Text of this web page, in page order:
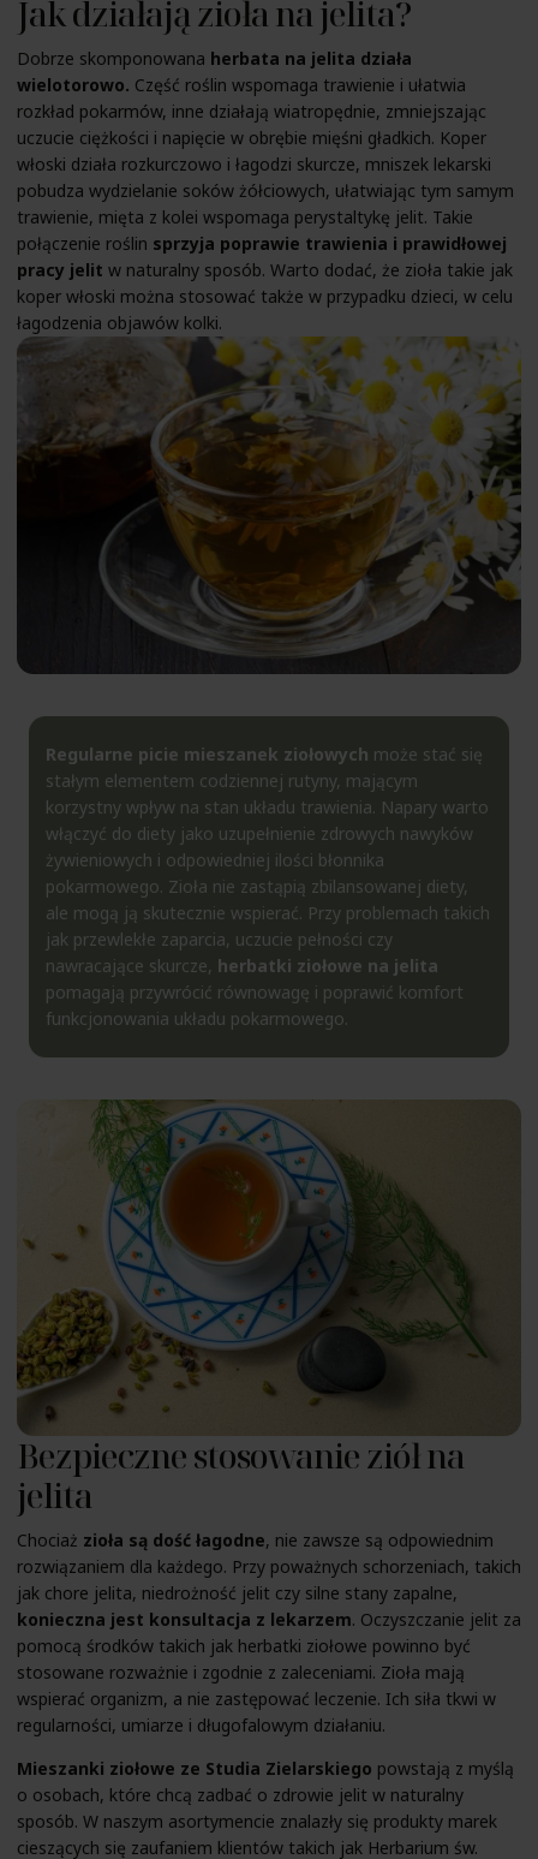
Jak działają zioła na jelita?
Dobrze skomponowana herbata na jelita działa
wielotorowo. Część roślin wspomaga trawienie i ułatwia
rozkład pokarmów, inne działają wiatropędnie, zmniejszając
uczucie ciężkości i napięcie w obrębie mięśni gładkich. Koper
włoski działa rozkurczowo i łagodzi skurcze, mniszek lekarski
pobudza wydzielanie soków żółciowych, ułatwiając tym samym
trawienie, mięta z kolei wspomaga perystaltykę jelit. Takie
połączenie roślin sprzyja poprawie trawienia i prawidłowej
pracy jelit w naturalny sposób. Warto dodać, że zioła takie jak
koper włoski można stosować także w przypadku dzieci, w celu
łagodzenia objawów kolki.
Regularne picie mieszanek ziołowych może stać się
stałym elementem codziennej rutyny, mającym
korzystny wpływ na stan układu trawienia. Napary warto
włączyć do diety jako uzupełnienie zdrowych nawyków
żywieniowych i odpowiedniej ilości błonnika
pokarmowego. Zioła nie zastąpią zbilansowanej diety,
ale mogą ją skutecznie wspierać. Przy problemach takich
jak przewlekłe zaparcia, uczucie pełności czy
nawracające skurcze, herbatki ziołowe na jelita
pomagają przywrócić równowagę i poprawić komfort
funkcjonowania układu pokarmowego.
Bezpieczne stosowanie ziół na
jelita
Chociaż zioła są dość łagodne, nie zawsze są odpowiednim
rozwiązaniem dla każdego. Przy poważnych schorzeniach, takich
jak chore jelita, niedrożność jelit czy silne stany zapalne,
konieczna jest konsultacja z lekarzem. Oczyszczanie jelit za
pomocą środków takich jak herbatki ziołowe powinno być
stosowane rozważnie i zgodnie z zaleceniami. Zioła mają
wspierać organizm, a nie zastępować leczenie. Ich siła tkwi w
regularności, umiarze i długofalowym działaniu.
Mieszanki ziołowe ze Studia Zielarskiego powstają z myślą
o osobach, które chcą zadbać o zdrowie jelit w naturalny
sposób. W naszym asortymencie znalazły się produkty marek
cieszących się zaufaniem klientów takich jak Herbarium św.